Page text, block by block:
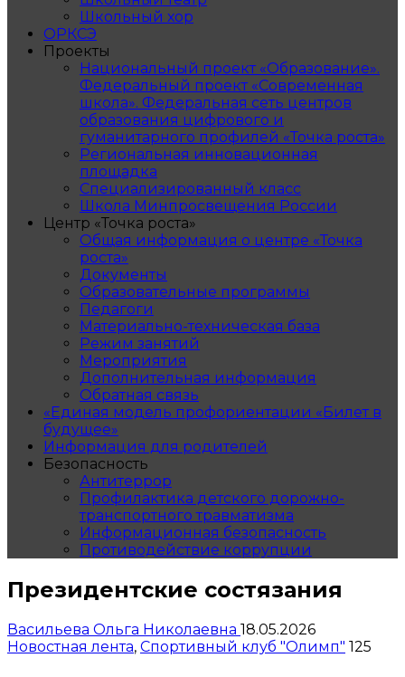
Школьный хор
ОРКСЭ
Проекты
Национальный проект «Образование».
Федеральный проект «Современная
школа». Федеральная сеть центров
образования цифрового и
гуманитарного профилей «Точка роста»
Региональная инновационная
площадка
Специализированный класс
Школа Минпросвещения России
Центр «Точка роста»
Общая информация о центре «Точка
роста»
Документы
Образовательные программы
Педагоги
Материально-техническая база
Режим занятий
Мероприятия
Дополнительная информация
Обратная связь
«Единая модель профориентации «Билет в
будущее»
Информация для родителей
Безопасность
Антитеррор
Профилактика детского дорожно-
транспортного травматизма
Информационная безопасность
Противодействие коррупции
Президентские состязания
Васильева Ольга Николаевна 18.05.2026
Новостная лента, Спортивный клуб "Олимп" 125